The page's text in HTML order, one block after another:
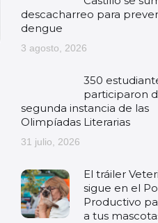
descacharreo para
dengue
3 agosto, 2026
350
participaron
segunda instancia de las
Olimpíadas Literarias
31 julio, 2026
El tráiler
sigue en el
Productivo
a tus